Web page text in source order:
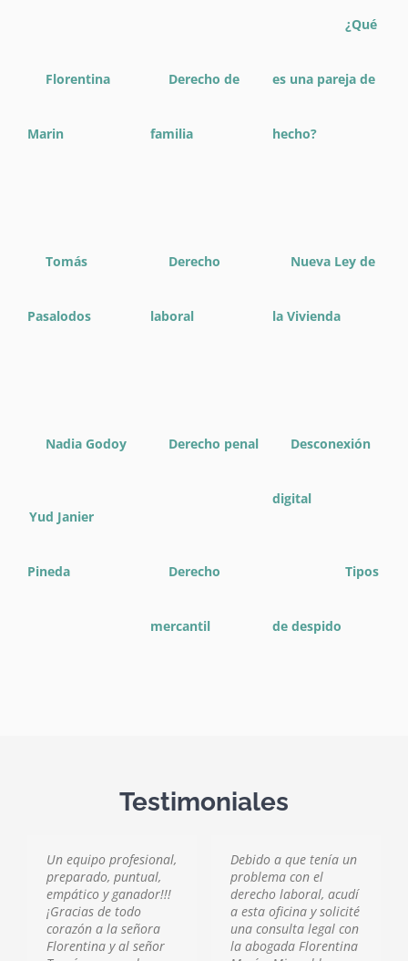
Florentina
Marin
Tomás
Pasalodos
Nadia Godoy
Yud Janier
Pineda
Derecho de
familia
Derecho
laboral
Derecho penal
Derecho
mercantil
¿Qué
es una pareja de
hecho?
Nueva Ley de
la Vivienda
Desconexión
digital
Tipos
de despido
Testimoniales
Un equipo profesional,
preparado, puntual,
empático y ganador!!!
¡Gracias de todo
corazón a la señora
Florentina y al señor
Debido a que tenía un
problema con el
derecho laboral, acudí
a esta oficina y solicité
una consulta legal con
la abogada Florentina